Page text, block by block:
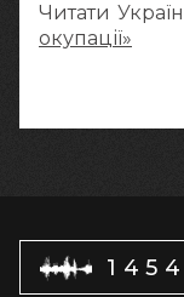
Читати
окупації»